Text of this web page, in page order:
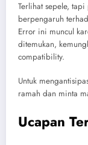
Terlihat sepele,
berpengaruh
Error ini muncul
ditemukan,
compatibility.
Untuk
ramah dan minta
Ucapan